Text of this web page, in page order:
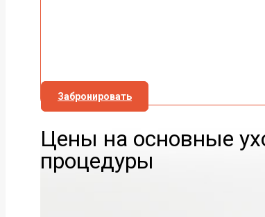
Забронировать
Цены на основные
процедуры